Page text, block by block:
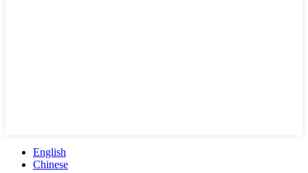
English
Chinese